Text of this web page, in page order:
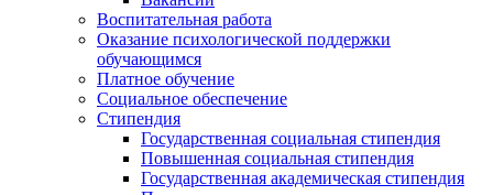
Воспитательная работа
Оказание психологической поддержки
обучающимся
Платное обучение
Социальное обеспечение
Стипендия
Государственная социальная стипендия
Повышенная социальная стипендия
Государственная академическая стипендия